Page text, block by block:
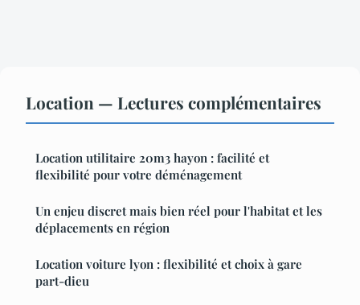
Location — Lectures complémentaires
Location utilitaire 20m3 hayon : facilité et
flexibilité pour votre déménagement
Un enjeu discret mais bien réel pour l'habitat et les
déplacements en région
Location voiture lyon : flexibilité et choix à gare
part-dieu